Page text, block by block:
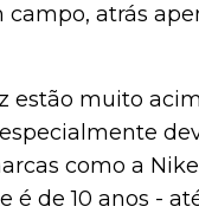
atrás
estão muito
como a
é de 10 anos -